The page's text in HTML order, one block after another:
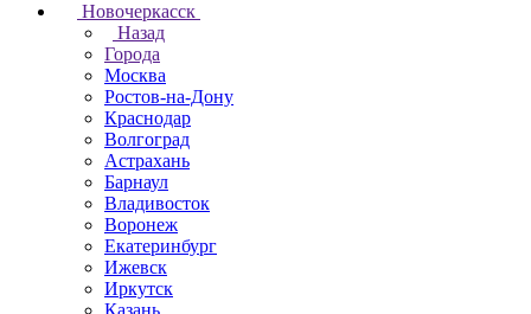
Новочеркаcск
Назад
Города
Москва
Ростов-на-Дону
Краснодар
Волгоград
Астрахань
Барнаул
Владивосток
Воронеж
Екатеринбург
Ижевск
Иркутск
Казань